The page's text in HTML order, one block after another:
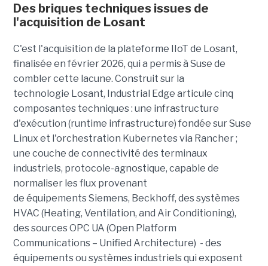
Des briques techniques issues de
l'acquisition de Losant
C'est l'acquisition de la plateforme IIoT de Losant,
finalisée en février 2026, qui a permis à Suse de
combler cette lacune. Construit sur la
technologie Losant, Industrial Edge articule cinq
composantes techniques : une infrastructure
d'exécution (runtime infrastructure) fondée sur Suse
Linux et l'orchestration Kubernetes via Rancher ;
une couche de connectivité des terminaux
industriels, protocole-agnostique, capable de
normaliser les flux provenant
de équipements Siemens, Beckhoff, des systèmes
HVAC (Heating, Ventilation, and Air Conditioning),
des sources OPC UA (Open Platform
Communications – Unified Architecture) - des
équipements ou systèmes industriels qui exposent